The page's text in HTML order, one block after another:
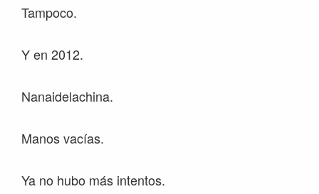
Tampoco.
Y en 2012.
Nanaidelachina.
Manos vacías.
Ya no hubo más intentos.